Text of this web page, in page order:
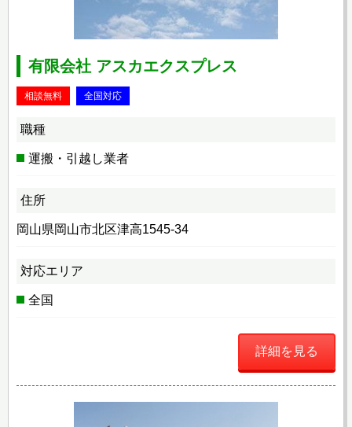
有限会社 アスカエクスプレス
相談無料 全国対応
職種
運搬・引越し業者
住所
岡山県岡山市北区津高1545-34
対応エリア
全国
詳細を見る